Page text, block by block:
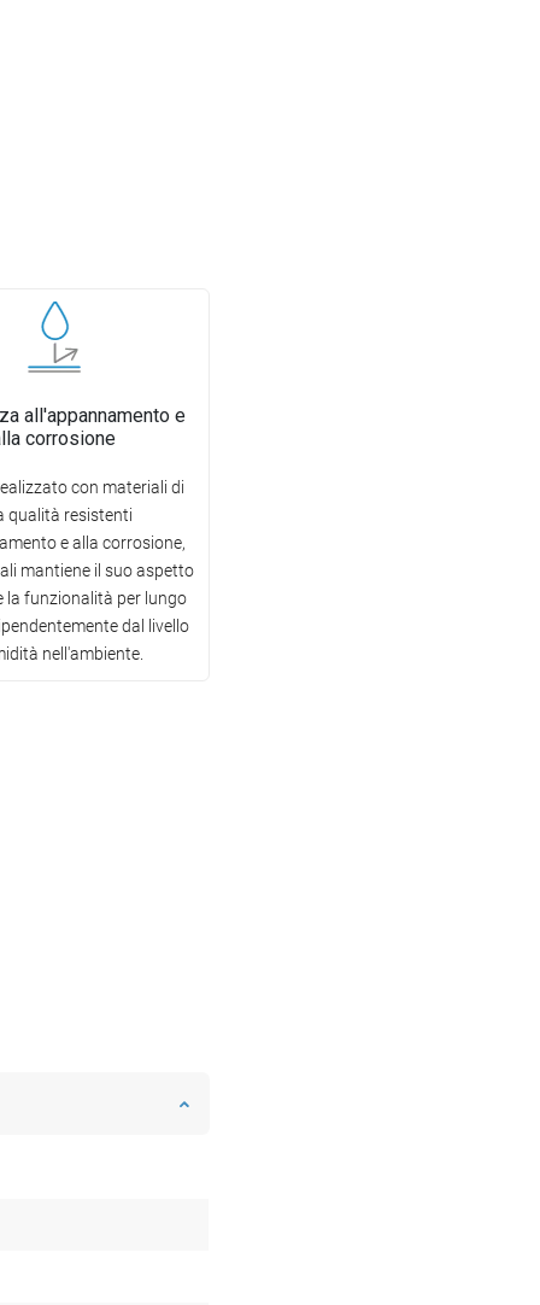
all'appannamento e
corrosione
con materiali di
qualità resistenti
e alla corrosione,
mantiene il suo aspetto
la funzionalità per lungo
dal livello
nell'ambiente.